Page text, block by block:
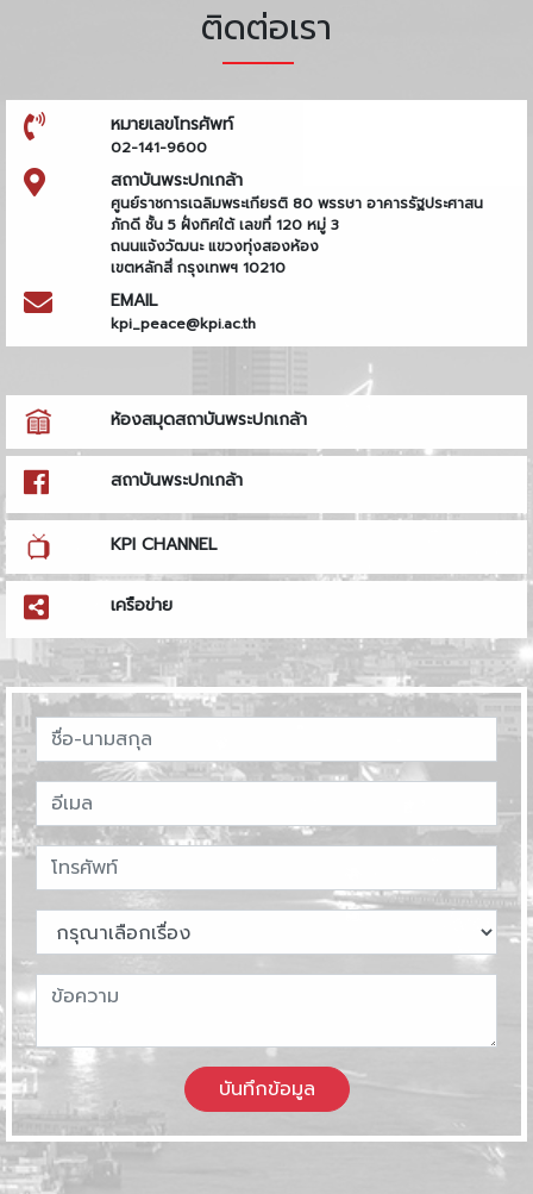
ติดต่อเรา
หมายเลขโทรศัพท์
02-141-9600
สถาบันพระปกเกล้า
ศูนย์ราชการเฉลิมพระเกียรติ 80 พรรษา อาคารรัฐประศาสน
ภักดี ชั้น 5 ฝั่งทิศใต้ เลขที่ 120 หมู่ 3
ถนนแจ้งวัฒนะ แขวงทุ่งสองห้อง
เขตหลักสี่ กรุงเทพฯ 10210
EMAIL
kpi_peace@kpi.ac.th
ห้องสมุดสถาบันพระปกเกล้า
สถาบันพระปกเกล้า
KPI CHANNEL
เครือข่าย
บันทึกข้อมูล